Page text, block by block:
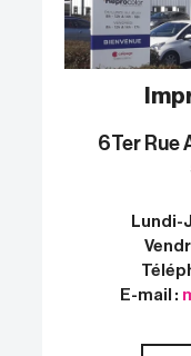
6Ter Rue
Lundi-
E-mail :